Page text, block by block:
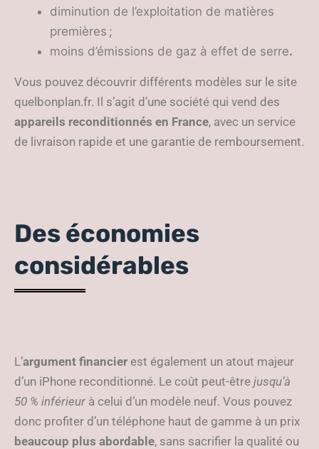
diminution de l’exploitation de matières
premières ;
moins d’émissions de gaz à effet de serre.
Vous pouvez découvrir différents modèles sur le site
quelbonplan.fr. Il s’agit d’une société qui vend des
appareils reconditionnés en France, avec un service
de livraison rapide et une garantie de remboursement.
Des économies
considérables
L’argument financier est également un atout majeur
d’un iPhone reconditionné. Le coût peut-être jusqu’à
50 % inférieur à celui d’un modèle neuf. Vous pouvez
donc profiter d’un téléphone haut de gamme à un prix
beaucoup plus abordable, sans sacrifier la qualité ou